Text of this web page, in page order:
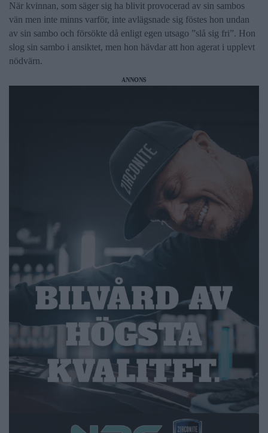
När kvinnan, som säger sig ha blivit provocerad av sin sambos
vän men inte minns varför, inte avlägsnade sig föstes hon undan
av sin sambo och försökte då enligt egen utsago ”slå sig fri”. Hon
slog sin sambo i ansiktet, men hon hävdar att hon agerat i upplevt
nödvärn.
ANNONS